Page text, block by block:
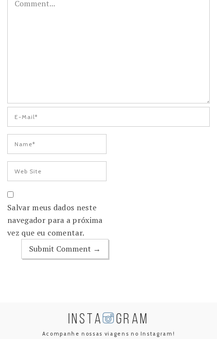
Salvar meus dados neste
navegador para a próxima
vez que eu comentar.
INSTA GRAM
Acompanhe nossas viagens no Instagram!